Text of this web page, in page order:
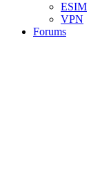
ESIM
VPN
Forums